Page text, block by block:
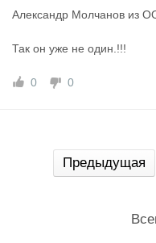
Александр Молчанов из
Так он уже не один.!!!
0 0
Предыдущая